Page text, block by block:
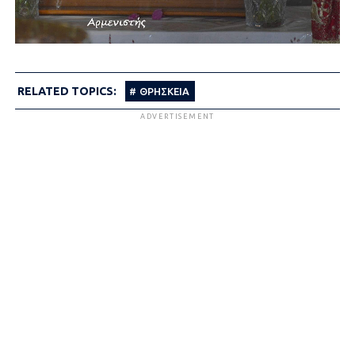
RELATED TOPICS: ΘΡΗΣΚΕΙΑ
ADVERTISEMENT